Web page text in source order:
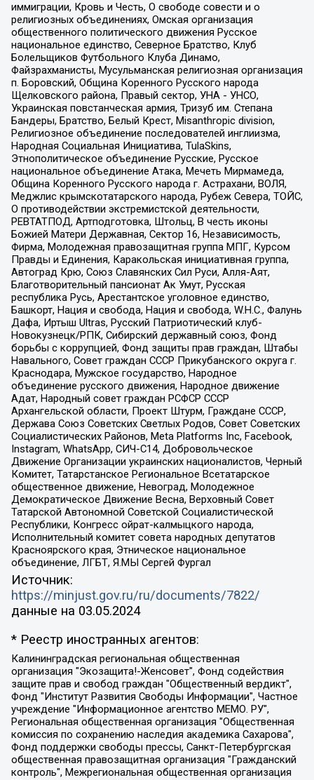
иммиграции, Кровь и Честь, О свободе совести и о
религиозных объединениях, Омская организация
общественного политического движения Русское
национальное единство, Северное Братство, Клуб
Болельщиков Футбольного Клуба Динамо,
Файзрахманисты, Мусульманская религиозная организация
п. Боровский, Община Коренного Русского народа
Щелковского района, Правый сектор, УНА - УНСО,
Украинская повстанческая армия, Тризуб им. Степана
Бандеры, Братство, Белый Крест, Misanthropic division,
Религиозное объединение последователей инглиизма,
Народная Социальная Инициатива, TulaSkins,
Этнополитическое объединение Русские, Русское
национальное объединение Атака, Мечеть Мирмамеда,
Община Коренного Русского народа г. Астрахани, ВОЛЯ,
Меджлис крымскотатарского народа, Рубеж Севера, ТОЙС,
О противодействии экстремистской деятельности,
РЕВТАТПОД, Артподготовка, Штольц, В честь иконы
Божией Матери Державная, Сектор 16, Независимость,
Фирма, Молодежная правозащитная группа МПГ, Курсом
Правды и Единения, Каракольская инициативная группа,
Автоград Крю, Союз Славянских Сил Руси, Алля-Аят,
Благотворительный пансионат Ак Умут, Русская
республика Русь, Арестантское уголовное единство,
Башкорт, Нация и свобода, Нация и свобода, W.H.С., Фалунь
Дафа, Иртыш Ultras, Русский Патриотический клуб-
Новокузнецк/РПК, Сибирский державный союз, Фонд
борьбы с коррупцией, Фонд защиты прав граждан, Штабы
Навального, Совет граждан СССР Прикубанского округа г.
Краснодара, Мужское государство, Народное
объединение русского движения, Народное движение
Адат, Народный совет граждан РСФСР СССР
Архангельской области, Проект Штурм, Граждане СССР,
Держава Союз Советских Светлых Родов, Совет Советских
Социалистических Районов, Meta Platforms Inc, Facebook,
Instagram, WhatsApp, СИЧ-С14, Добровольческое
Движение Организации украинских националистов, Черный
Комитет, Татарстанское Региональное Всетатарское
общественное движение, Невоград, Молодежное
Демократическое Движение Весна, Верховный Совет
Татарской Автономной Советской Социалистической
Республики, Конгресс ойрат-калмыцкого народа,
Исполнительный комитет совета народных депутатов
Красноярского края, Этническое национальное
объединение, ЛГБТ, Я.МЫ Сергей Фургал
Источник:
https://minjust.gov.ru/ru/documents/7822/
данные на 03.05.2024
* Реестр иностранных агентов:
Калининградская региональная общественная организация "Экозащита!-Женсовет", Фонд содействия защите прав и свобод граждан "Общественный вердикт", Фонд "Институт Развития Свободы Информации", Частное учреждение "Информационное агентство МЕМО. РУ", Региональная общественная организация "Общественная комиссия по сохранению наследия академика Сахарова", Фонд поддержки свободы прессы, Санкт-Петербургская общественная правозащитная организация "Гражданский контроль", Межрегиональная общественная организация "Информационно-просветительский центр "Мемориал", Региональный Фонд "Центр Защиты Прав Средств Массовой Информации", с 05.12.2023 Фонд "Центр Защиты Прав Средств массовой информации", Региональная общественная благотворительная организация помощи беженцам и мигрантам "Гражданское содействие", Негосударственное образовательное учреждение дополнительного профессионального образования (повышение квалификации) специалистов "АКАДЕМИЯ ПО ПРАВАМ ЧЕЛОВЕКА", Свердловская региональная общественная организация "Сутяжник", Автономная некоммерческая организация "Центр независимых социологических исследований", Союз общественных объединений "Российский исследовательский центр по правам человека", Региональное общественное учреждение научно-информационный центр "МЕМОРИАЛ", Некоммерческая организация "Фонд защиты гласности", Автономная некоммерческая организация "Институт прав человека", Городская общественная организация "Екатеринбургское общество "МЕМОРИАЛ", Городская общественная организация "Рязанское историко-просветительское и правозащитное общество "Мемориал" (Рязанский Мемориал), Челябинский региональный орган общественной самодеятельности – женское общественное объединение "Женщины Евразии", Челябинский региональный орган общественной самодеятельности "Уральская правозащитная группа", Фонд содействия защите здоровья и социальной справедливости имени Андрея Рылькова, Автономная Некоммерческая Организация "Аналитический Центр Юрия Левады", Автономная некоммерческая организация социальной поддержки населения "Проект Апрель", Региональная общественная организация помощи женщинам и детям, находящимся в кризисной ситуации "Информационно-методический центр "Анна", Фонд содействия развитию массовых коммуникаций и правовому просвещению "Так-так-Так", Фонд содействия устойчивому развитию "Серебряная тайга", Свердловский региональный общественный фонд социальных проектов "Новое время", "Idel.Реалии", Кавказ.Реалии, Крым.Реалии, Телеканал Настоящее Время, Татаро-башкирская служба Радио Свобода (Azatliq Radiosi), Радио Свободная Европа/Радио Свобода (PCE/PC), "Сибирь.Реалии", "Фактограф", Благотворительный фонд помощи осужденным и их семьям, Автономная некоммерческая организация "Институт глобализации и социальных движений", Фонд "В защиту прав заключенных", Частное учреждение "Центр поддержки и содействия развитию средств массовой информации", Пензенский региональный общественный благотворительный фонд "Гражданский союз", "Север.Реалии", Некоммерческая организация Фонд "Правовая инициатива", Общество с ограниченной ответственностью "Радио Свободная Европа/Радио Свобода", Чешское информационное агентство "MEDIUM-ORIENT", Красноярская региональная общественная организация "Мы против СПИДа", Камалягин Денис Николаевич, Маркелов Сергей Евгеньевич, Пономарев Лев Александрович, Савицкая Людмила Алексеевна, Автономная некоммерческая организация "Центр по работе с проблемой насилия "НАСИЛИЮ.НЕТ", Межрегиональный профессиональный союз работников здравоохранения "Альянс врачей", Юридическое лицо, зарегистрированное в Латвийской Республике, SIA "Medusa Project" (регистрационный номер 40103797863, дата регистрации 10.06.2014), Некоммерческая организация "Фонд по борьбе с коррупцией", Автономная некоммерческая организация "Институт права и публичной политики", Баданин Роман Сергеевич, Гликин Максим Александрович, Железнова Мария Михайловна, Лукьянова Юлия Сергеевна, Маетная Елизавета Витальевна, Маняхин Петр Борисович, Чуракова Ольга Владимировна, Ярош Юлия Петровна, Юридическое лицо "The Insider SIA", зарегистрированное в Риге, Латвийская Республика (дата регистрации 26.06.2015), являющееся администратором доменного имени интернет-издания "The Insider SIA", https://theins.ru, Постернак Алексей Евгеньевич, Рубин Михаил Аркадьевич, Анин Роман Александрович, Юридическое лицо Istories fonds, зарегистрированное в Латвийской Республике (регистрационный номер 50008295751, дата регистрации 24.02.2020), Великовский Дмитрий Александрович, Долинина Ирина Николаевна, Мароховская Алеся Алексеевна, Шлейнов Роман Юрьевич, Шмагун Олеся Валентиновна, Общество с ограниченной ответственностью "Альтаир 2021", Общество с ограниченной ответственностью "Вега 2021", Общество с ограниченной ответственностью "Главный редактор 2021", Общество с ограниченной ответственностью "Ромашки монолит", Важенков Артем Валерьевич, Ивановская областная общественная организация "Центр гендерных исследований", Гурман Юрий Альбертович, Медиапроект "ОВД-Инфо", Егоров Владимир Владимирович, Жилинский Владимир Александрович, Общество с ограниченной ответственностью "ЗП", Иванова София Юрьевна, Карезина Инна Павловна, Кильтау Екатерина Викторовна, Петров Алексей Викторович, Пискунов Сергей Евгеньевич, Смирнов Сергей Сергеевич, Тихонов Михаил Сергеевич, Общество с ограниченной ответственностью "ЖУРНАЛИСТ-ИНОСТРАННЫЙ АГЕНТ", Арапова Галина Юрьевна, Вольтская Татьяна Анатольевна, Американская компания "Mason G.E.S. Anonymous Foundation" (США), являющаяся владельцем интернет-издания https://mnews.world/, Компания "Stichting Bellingcat", зарегистрированная в Нидерландах (дата регистрации 11.07.2018), Захаров Андрей Вячеславович, Клепиковская Екатерина Дмитриевна, Общество с ограниченной ответственностью "МЕМО", Перл Роман Александрович, Симонов Евгений Алексеевич, Соловьева Елена Анатольевна, Сотников Даниил Владимирович, Сурначева Елизавета Дмитриевна, Автономная некоммерческая организация по защите прав человека и информированию населения "Якутия – Наше Мнение", Общество с ограниченной ответственностью "Москоу диджитал медиа", с 26.01.2023 Общество с ограниченной ответственностью "Чайка Белые сады", Ветошкина Валерия Валерьевна, Заговора Максим Александрович, Межрегиональное общественное движение "Российская ЛГБТ - сеть", Оленичев Максим Владимирович, Павлов Иван Юрьевич, Скворцова Елена Сергеевна, Общество с ограниченной ответственностью "Как бы инагент", Кочетков Игорь Викторович, Общество с ограниченной ответственностью "Честные выборы", Еланчик Олег Александрович, Общество с ограниченной ответственностью "Нобелевский призыв", Гималова Регина Эмилевна, Григорьев Андрей Валерьевич, Григорьева Алина Александровна, Ассоциация по содействию защите прав призывников, альтернативнослужащих и военнослужащих "Правозащитная группа "Гражданин.Армия.Право", Хисамова Регина Фаритовна, Автономная некоммерческая организация по реализации социально-правовых программ "Лилит", Дальневосточное общественное движение "Маяк", Санкт-Петербургская ЛГБТ-инициативная группа "Выход", Инициативная группа ЛГБТ+ "Реверс", Алексеев Андрей Викторович, Бекбулатова Таисия Львовна, Беляев Иван Михайлович, Владыкина Елена Сергеевна, Гельман Марат Александрович, Никульшина Вероника Юрьевна, Толоконникова Надежда Андреевна, Шендерович Виктор Анатольевич, Общество с ограниченной ответственностью "Данное сообщение", Общество с ограниченной ответственностью Издательский дом "Новая глава", Айнбиндер Александра Александровна, Московский комьюнити-центр для ЛГБТ+инициатив, Благотворительный фонд развития филантропии, Deutsche Welle (Германия, Kurt-Schumacher-Strasse 3, 53113 Bonn), Борзунова Мария Михайловна, Воробьев Виктор Викторович, Голубева Анна Львовна, Константинова Алла Михайловна, Малкова Ирина Владимировна, Мурадов Мурад Абдулгалимович, Осетинская Елизавета Николаевна, Понасенков Евгений Николаевич, Ганапольский Матвей Юрьевич, Киселев Евгений Алексеевич, Борухович Ирина Григорьевна, Дремин Иван Тимофеевич, Дубровский Дмитрий Викторович, Красноярская региональная общественная организация поддержки и развития альтернативных образовательных технологий и межкультурных коммуникаций "ИНТЕРРА", Маяковская Екатерина Алексеевна, Фейгин Марк Захарович, Филимонов Андрей Викторович, Дзугкоева Регина Николаевна, Доброхотов Роман Александрович, Дудь Юрий Александрович, Елкин Сергей Владимирович, Кругликов Кирилл Игоревич, Сабунаева Мария Леонидовна, Семенов Алексей Владимирович, Шаинян Карен Багратович, Шульман Екатерина Михайловна, Асафьев Артур Валерьевич, Вахштайн Виктор Семенович, Венедиктов Алексей Алексеевич, Лушникова Екатерина Евгеньевна, Волков Леонид Михайлович, Невзоров Александр Глебович, Пархоменко Сергей Борисович, Сироткин Ярослав Николаевич, Кара-Мурза Владимир Владимирович, Баранова Наталья Владимировна, Гозман Леонид Яковлевич, Кагарлицкий Борис Юльевич, Климарев Михаил Валерьевич, Милов Владимир Станиславович, Автономная некоммерческая организация Краснодарский центр современного искусства "Типография", Моргенштерн Алишер Тагирович, Соболь Любовь Эдуардовна, Общество с ограниченной ответственностью "ЛИЗА НОРМ", Каспаров Гарри Кимович, Ходорковский Михаил Борисович, Общество с ограниченной ответственностью "Апрельские тезисы", Данилович Ирина Брониславовна, Кашин Олег Владимирович, Петров Николай Владимирович, Пивоваров Алексей Владимирович, Соколов Михаил Владимирович, Цветкова Юлия Владимировна, Чичваркин Евгений Александрович, Комитет против пыток/Команда против пыток, Общество с ограниченной ответственностью "Первый научный", Общество с ограниченной ответственностью "Вертолет и ко", Белоцерковская Вероника Борисовна, Кац Максим Евгеньевич, Лазарева Татьяна Юрьевна, Шаведдинов Руслан Табризович, Яшин Илья Валерьевич, Общество с ограниченной ответственностью "Иноагент ААВ", Алешковский Дмитрий Петрович, Альбац Евгения Марковна, Быков Дмитрий Львович, Галямина Юлия Евгеньевна, Лойко Сергей Леонидович, Мартынов Кирилл Константинович, Медведев Сергей Александрович, Крашенинников Федор Геннадиевич, Гордеева Катерина Вл